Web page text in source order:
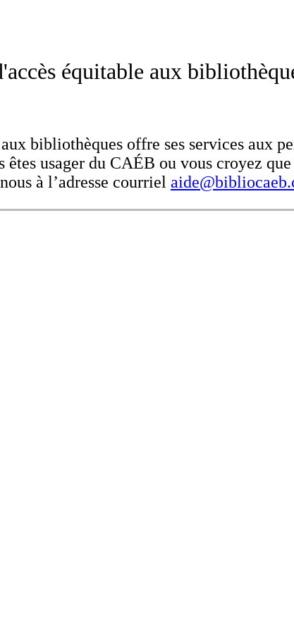
équitable aux
bibliothèques offre ses services aux
êtes usager du CAÉB ou vous croyez
à l’adresse courriel